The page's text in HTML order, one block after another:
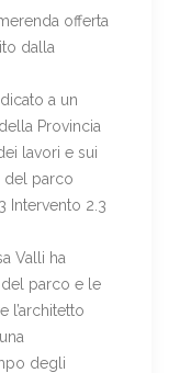
offerta
dalla
a un
Provincia
lavori e sui
del parco
Intervento 2.3
Valli ha
parco e le
l’architetto
degli